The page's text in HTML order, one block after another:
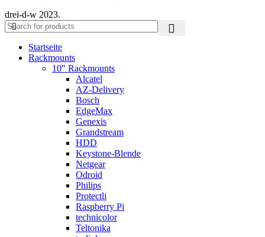
drei-d-w 2023.
Startseite
Rackmounts
10″ Rackmounts
Alcatel
AZ-Delivery
Bosch
EdgeMax
Genexis
Grandstream
HDD
Keystone-Blende
Netgear
Odroid
Philips
Protectli
Raspberry Pi
technicolor
Teltonika